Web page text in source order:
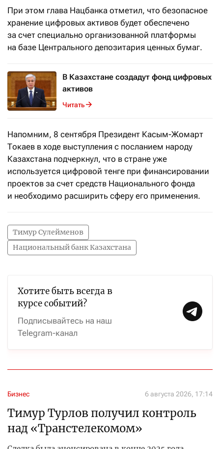
При этом глава Нацбанка отметил, что безопасное
хранение цифровых активов будет обеспечено
за счет специально организованной платформы
на базе Центрального депозитария ценных бумаг.
В Казахстане создадут фонд цифровых
активов
Читать
Напомним, 8 сентября Президент Касым-Жомарт
Токаев в ходе выступления с посланием народу
Казахстана подчеркнул, что в стране уже
используется цифровой тенге при финансировании
проектов за счет средств Национального фонда
и необходимо расширить сферу его применения.
Тимур Сулейменов
Национальный банк Казахстана
Хотите быть всегда в
курсе событий?
Подписывайтесь на наш
Telegram-канал
Бизнес 6 августа 2026, 17:14
Тимур Турлов получил контроль
над «Транстелекомом»